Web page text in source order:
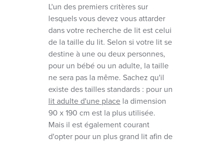
L'un des premiers critères sur
lesquels vous devez vous attarder
dans votre recherche de lit est celui
de la taille du lit. Selon si votre lit se
destine à une ou deux personnes,
pour un bébé ou un adulte, la taille
ne sera pas la même. Sachez qu'il
existe des tailles standards : pour un
lit adulte d'une place la dimension
90 x 190 cm est la plus utilisée.
Mais il est également courant
d'opter pour un plus grand lit afin de